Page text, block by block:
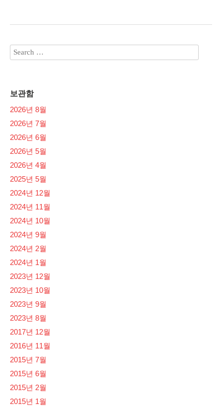
보관함
2026년 8월
2026년 7월
2026년 6월
2026년 5월
2026년 4월
2025년 5월
2024년 12월
2024년 11월
2024년 10월
2024년 9월
2024년 2월
2024년 1월
2023년 12월
2023년 10월
2023년 9월
2023년 8월
2017년 12월
2016년 11월
2015년 7월
2015년 6월
2015년 2월
2015년 1월